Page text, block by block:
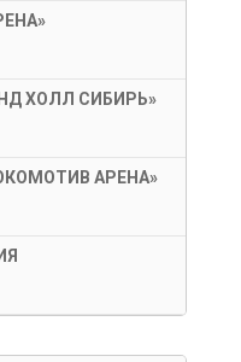
ХОЛЛ СИБИРЬ»
АРЕНА»